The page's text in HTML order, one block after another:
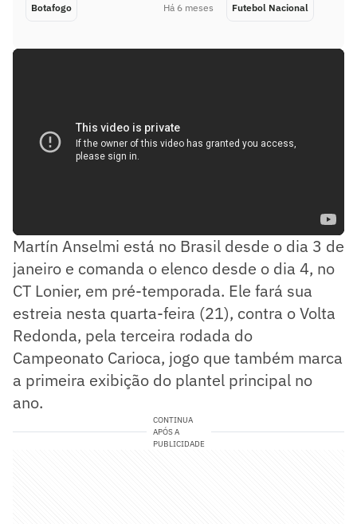
Botafogo Há 6 meses Futebol Nacional
Martín Anselmi está no Brasil desde o dia 3 de
janeiro e comanda o elenco desde o dia 4, no
CT Lonier, em pré-temporada. Ele fará sua
estreia nesta quarta-feira (21), contra o Volta
Redonda, pela terceira rodada do
Campeonato Carioca, jogo que também marca
a primeira exibição do plantel principal no
ano.
CONTINUA
APÓS A
PUBLICIDADE